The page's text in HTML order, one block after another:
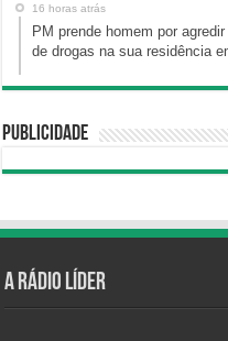
16 horas atrás
PM prende homem por
de drogas na sua residência
Publicidade
A Rádio Líder